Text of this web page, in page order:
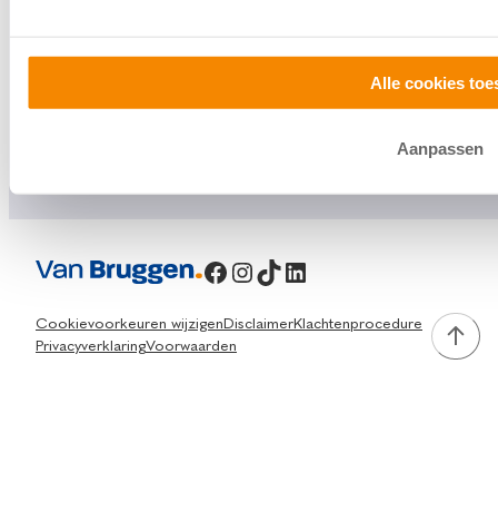
Alle cookies
Aanpassen
Facebook
Instagram
TikTok
LinkedIn
Cookievoorkeuren wijzigen DisclaimerKlachtenprocedure
PrivacyverklaringVoorwaarden